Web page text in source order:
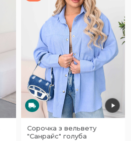
Сорочка з вельвету
"Санрайс" голуба